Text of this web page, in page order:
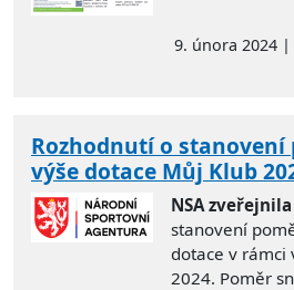
9. února 2024 |
Rozhodnutí o
výše dotace Můj Klub
NSA
stanovení
dotace v rámci
2024. Poměr